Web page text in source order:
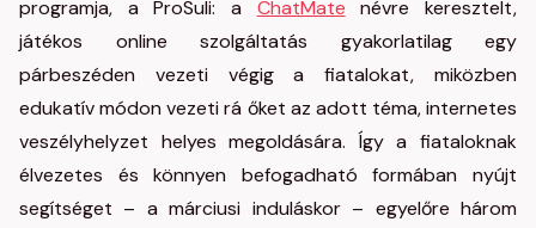
programja, a ProSuli: a ChatMate névre keresztelt,
játékos online szolgáltatás gyakorlatilag egy
párbeszéden vezeti végig a fiatalokat, miközben
edukatív módon vezeti rá őket az adott téma, internetes
veszélyhelyzet helyes megoldására. Így a fiataloknak
élvezetes és könnyen befogadható formában nyújt
segítséget – a márciusi induláskor – egyelőre három